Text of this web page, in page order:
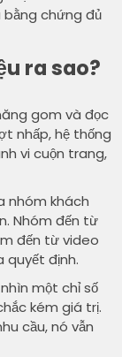
chứng đủ
ra sao?
gom và đọc
nhấp, hệ thống
vi cuộn trang,
nhóm khách
Nhóm đến từ
đến từ video
quyết định.
một chỉ số
kém giá trị.
cầu, nó vẫn